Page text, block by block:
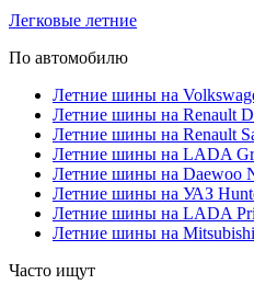
Легковые летние
По автомобилю
Летние шины на
Летние шины на Renault
Летние шины на Renault
Летние шины на LADA
Летние шины на Daewoo
Летние шины на УАЗ
Летние шины на LADA
Летние шины на
Часто ищут